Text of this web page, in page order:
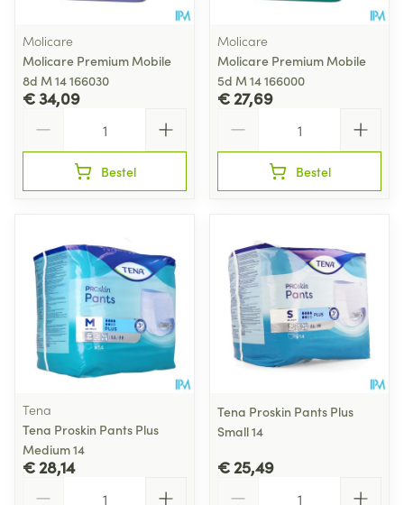
Molicare
Molicare Premium Mobile
8d M 14 166030
€ 34,09
Bestel
Molicare
Molicare Premium Mobile
5d M 14 166000
€ 27,69
Bestel
Tena
Tena Proskin Pants Plus
Medium 14
€ 28,14
Tena Proskin Pants Plus
Small 14
€ 25,49